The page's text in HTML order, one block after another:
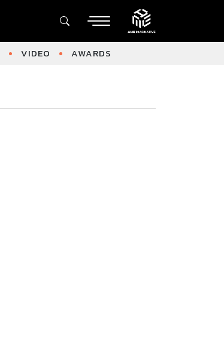
VIDEO AWARDS